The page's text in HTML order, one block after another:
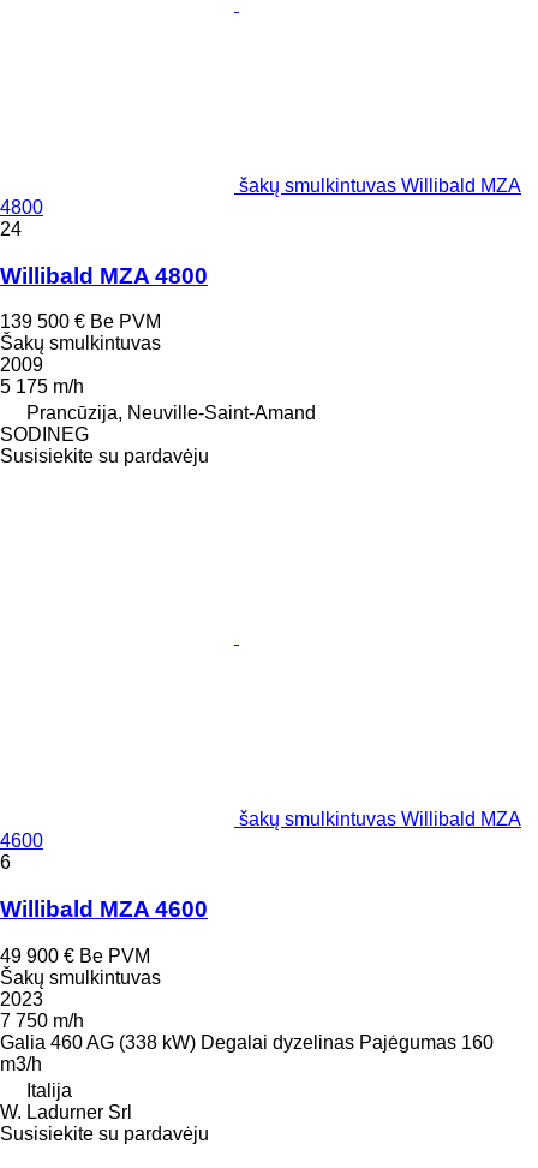
šakų smulkintuvas Willibald MZA
4800
24
Willibald MZA 4800
139 500 € Be PVM
Šakų smulkintuvas
2009
5 175 m/h
Prancūzija, Neuville-Saint-Amand
SODINEG
Susisiekite su pardavėju
šakų smulkintuvas Willibald MZA
4600
6
Willibald MZA 4600
49 900 € Be PVM
Šakų smulkintuvas
2023
7 750 m/h
Galia 460 AG (338 kW) Degalai dyzelinas Pajėgumas 160
m3/h
Italija
W. Ladurner Srl
Susisiekite su pardavėju